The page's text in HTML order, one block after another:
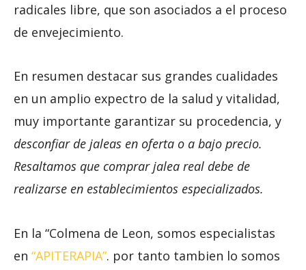
radicales libre, que son asociados a el proceso
de envejecimiento.
En resumen destacar sus grandes cualidades
en un amplio expectro de la salud y vitalidad,
muy importante garantizar su procedencia, y
desconfiar de jaleas en oferta o a bajo precio.
Resaltamos que comprar jalea real debe de
realizarse en establecimientos especializados.
En la “Colmena de Leon, somos especialistas
en “APITERAPIA”. por tanto tambien lo somos